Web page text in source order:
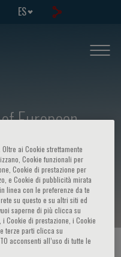
ES
European
and World
- Energy
ai Cookie strettamente
Cookie funzionali per
Cookie di prestazione per
e Cookie di pubblicità mirata
linea con le preferenze da te
su questo e su altri siti ed
saperne di più clicca su
Cookie di prestazione, i Cookie
terze parti clicca su
acconsenti all’uso di tutte le